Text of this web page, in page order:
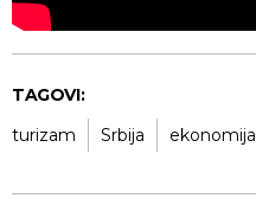
TAGOVI:
turizam
Srbija ekonomija